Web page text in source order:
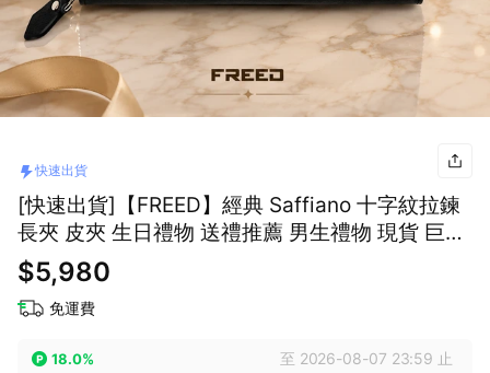
快速出貨
[快速出貨]【FREED】經典 Saffiano 十字紋拉鍊
長夾 皮夾 生日禮物 送禮推薦 男生禮物 現貨 巨蟹
座 禮物獨家 新品上市 送給男生 真皮皮夾 男友禮
物 客製化刻字 獅子座
$5,980
免運費
18.0% 至 2026-08-07 23:59 止